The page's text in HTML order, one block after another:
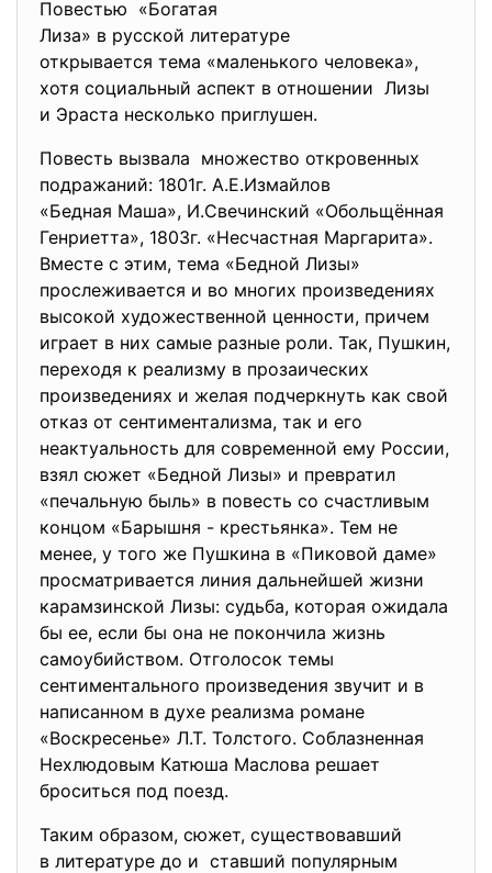
Повестью «Богатая
Лиза» в русской литературе
открывается тема «маленького человека»,
хотя социальный аспект в отношении Лизы
и Эраста несколько приглушен.
Повесть вызвала множество откровенных
подражаний: 1801г. А.Е.Измайлов
«Бедная Маша», И.Свечинский «Обольщённая
Генриетта», 1803г. «Несчастная Маргарита».
Вместе с этим, тема «Бедной Лизы»
прослеживается и во многих произведениях
высокой художественной ценности, причем
играет в них самые разные роли. Так, Пушкин,
переходя к реализму в прозаических
произведениях и желая подчеркнуть как свой
отказ от сентиментализма, так и его
неактуальность для современной ему России,
взял сюжет «Бедной Лизы» и превратил
«печальную быль» в повесть со счастливым
концом «Барышня - крестьянка». Тем не
менее, у того же Пушкина в «Пиковой даме»
просматривается линия дальнейшей жизни
карамзинской Лизы: судьба, которая ожидала
бы ее, если бы она не покончила жизнь
самоубийством. Отголосок темы
сентиментального произведения звучит и в
написанном в духе реализма романе
«Воскресенье» Л.Т. Толстого. Соблазненная
Нехлюдовым Катюша Маслова решает
броситься под поезд.
Таким образом, сюжет, существовавший
в литературе до и ставший популярным